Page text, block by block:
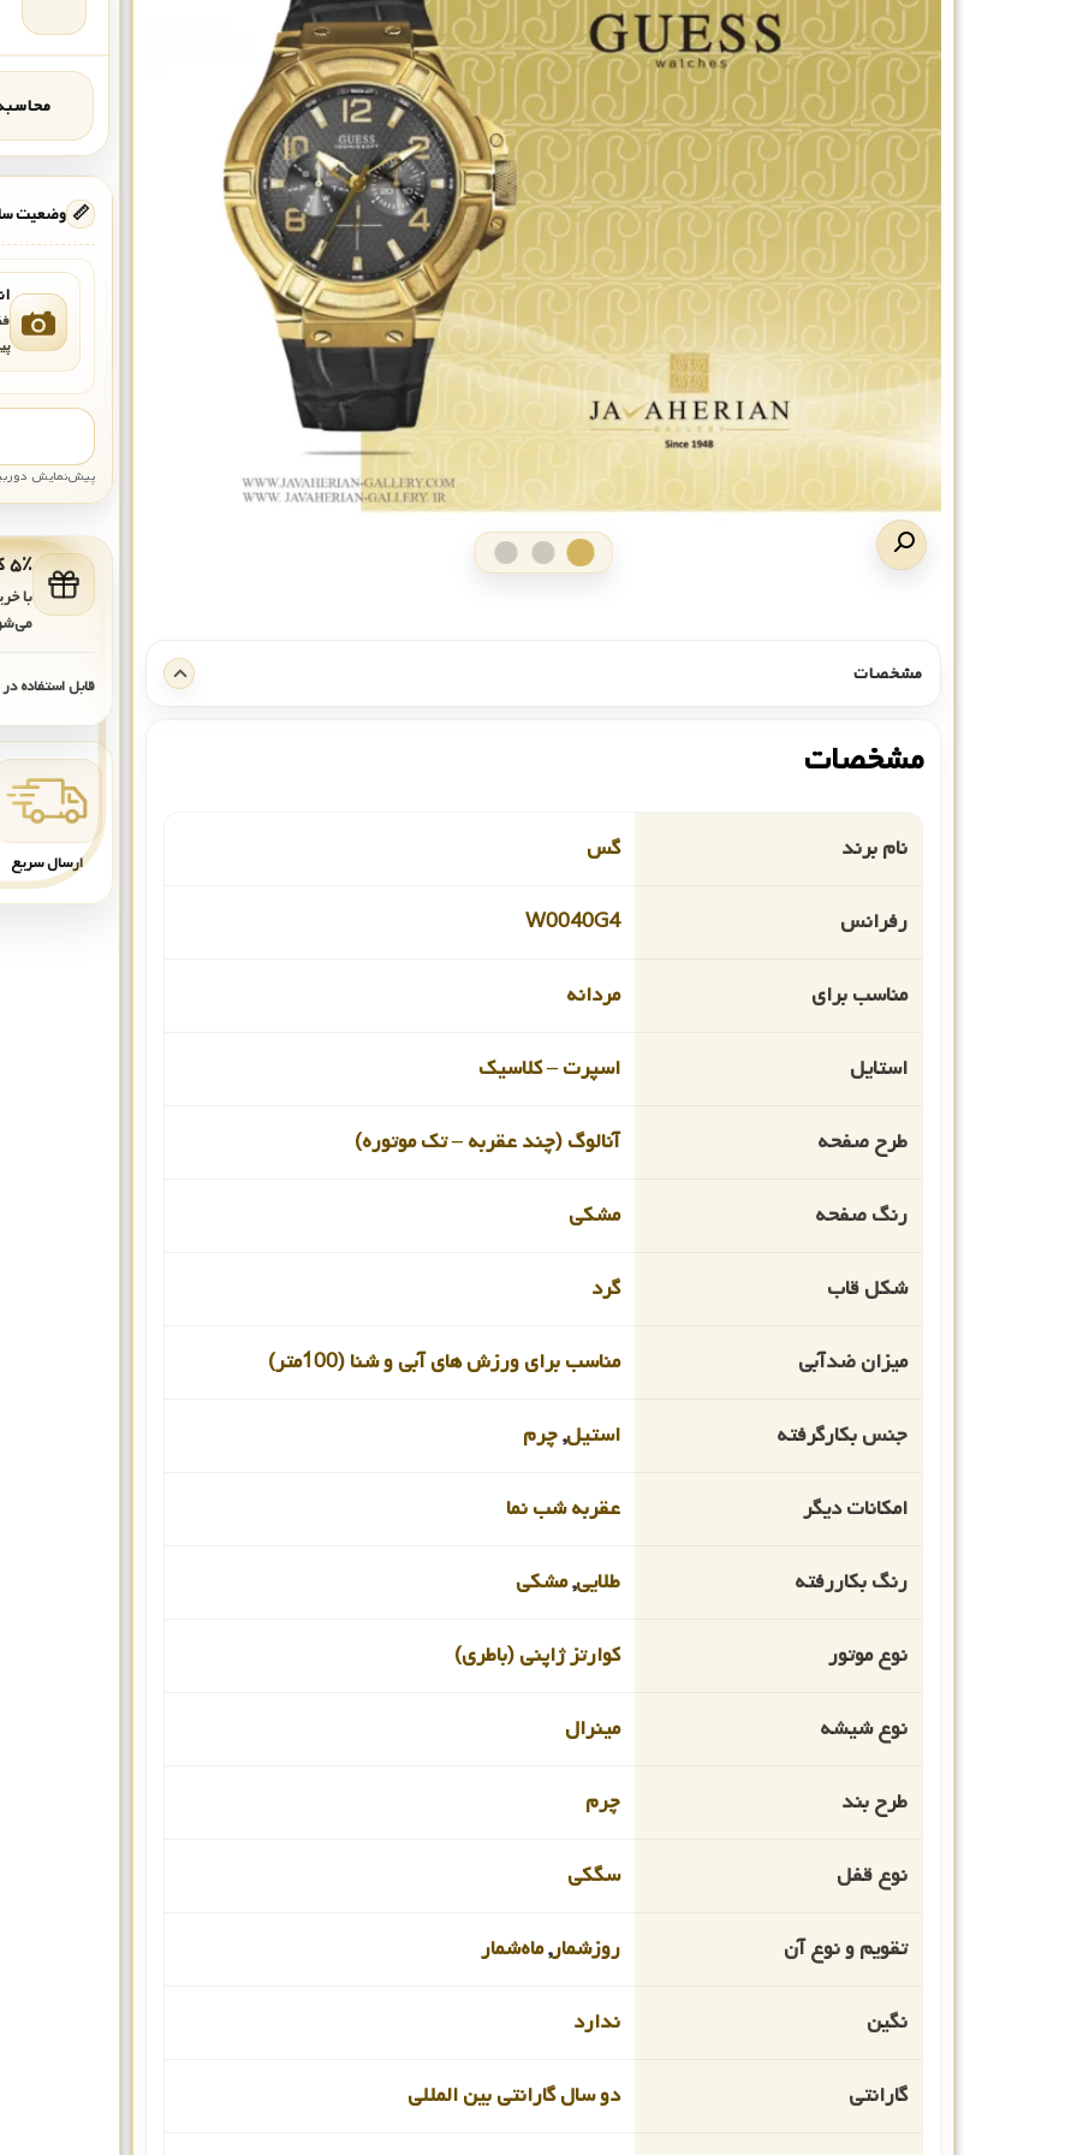
مشخصات
مشخصات
نام برند گس
رفرانس W0040G4
مناسب برای مردانه
استایل اسپرت – کلاسیک
طرح صفحه آنالوگ (چند عقربه – تک موتوره)
رنگ صفحه مشکی
شکل قاب گرد
میزان ضدآبی مناسب برای ورزش های آبی و شنا (100متر)
جنس بکارگرفته استیل,چرم
امکانات دیگر عقربه شب نما
رنگ بکاررفته طلایی,مشکی
نوع موتور کوارتز ژاپنی (باطری)
نوع شیشه مینرال
طرح بند چرم
نوع قفل سگکی
تقویم و نوع آن روزشمار,ماه‌شمار
نگین ندارد
گارانتی دو سال گارانتی بین المللی
📏 وضعیت
پیش‌نمایش دوربین: قاب
۵٪ کد هدیه برای خرید بعدی
با
قابل استفاده
ارسال سریع